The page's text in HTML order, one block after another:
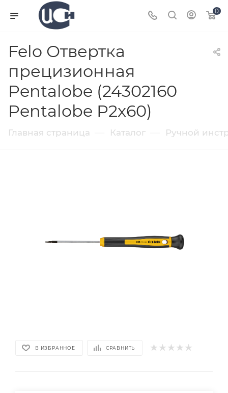
0
Felo Отвертка
прецизионная
Pentalobe (24302160
Pentalobe P2x60)
Главная страница Каталог Ручной
В ИЗБРАННОЕ СРАВНИТЬ